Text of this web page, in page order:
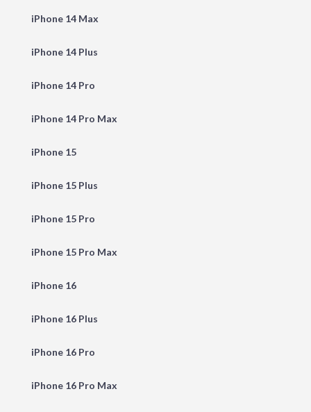
iPhone 14 Max
iPhone 14 Plus
iPhone 14 Pro
iPhone 14 Pro Max
iPhone 15
iPhone 15 Plus
iPhone 15 Pro
iPhone 15 Pro Max
iPhone 16
iPhone 16 Plus
iPhone 16 Pro
iPhone 16 Pro Max